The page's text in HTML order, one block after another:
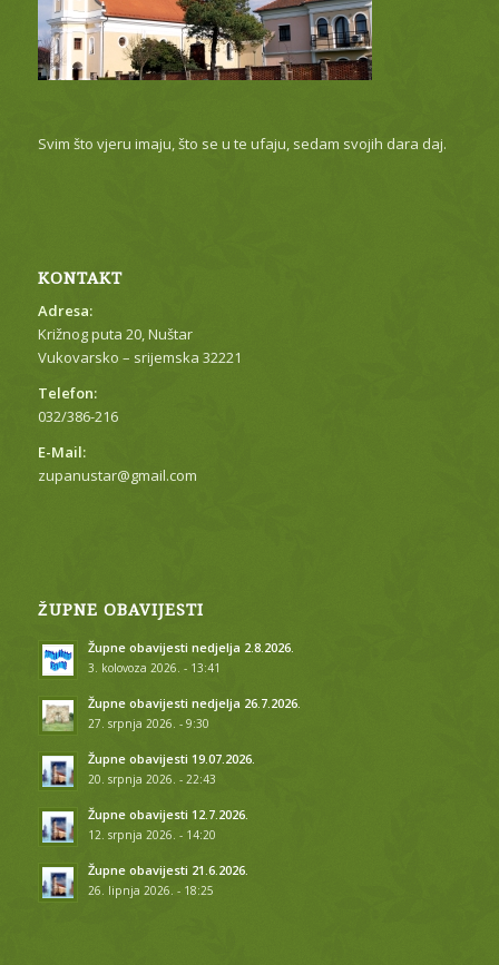
Svim što vjeru imaju, što se u te ufaju, sedam svojih dara daj.
KONTAKT
Adresa:
Križnog puta 20, Nuštar
Vukovarsko – srijemska 32221
Telefon:
032/386-216
E-Mail:
zupanustar@gmail.com
ŽUPNE OBAVIJESTI
Župne obavijesti nedjelja 2.8.2026.
3. kolovoza 2026. - 13:41
Župne obavijesti nedjelja 26.7.2026.
27. srpnja 2026. - 9:30
Župne obavijesti 19.07.2026.
20. srpnja 2026. - 22:43
Župne obavijesti 12.7.2026.
12. srpnja 2026. - 14:20
Župne obavijesti 21.6.2026.
26. lipnja 2026. - 18:25